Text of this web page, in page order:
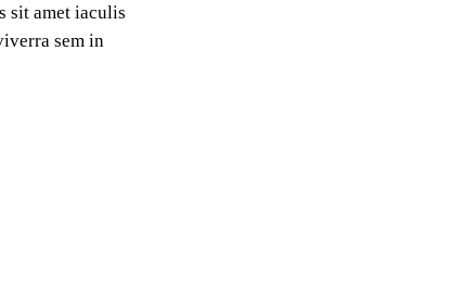
sit amet iaculis
sem in